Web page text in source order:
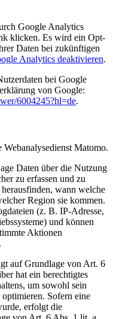
Google Analytics
klicken. Es wird ein Opt-
Daten bei zukünftigen
Analytics deaktivieren.
bei Google
von Google:
6004245?hl=de.
Webanalysedienst Matomo.
Daten über die Nutzung
zu erfassen und zu
wann welche
Region sie kommen.
(z. B. IP-Adresse,
und können
Aktionen
auf Grundlage von Art. 6
hat ein berechtigtes
um sowohl sein
Sofern eine
erfolgt die